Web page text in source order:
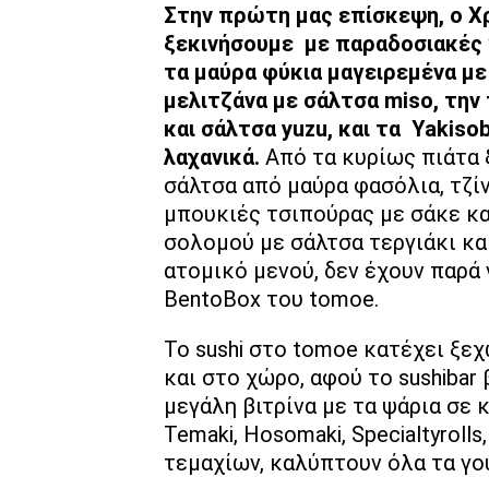
Στην πρώτη μας επίσκεψη, ο
ξεκινήσουμε με
τα μαύρα φύκια μαγειρεμένα
μελιτζάνα με σάλτσα miso,
και σάλτσα yuzu, και τα
λαχανικά. Από τα κυρίως πιάτα
σάλτσα από μαύρα φασόλια,
μπουκιές τσιπούρας με σάκε
σολομού με σάλτσα τεργιάκι
ατομικό μενού, δεν έχουν
BentoBox του tomoe.
Το sushi στο tomoe κατέχει
και στο χώρο, αφού το
μεγάλη βιτρίνα με τα ψάρια σε
Temaki, Hosomaki,
τεμαχίων, καλύπτουν όλα τα